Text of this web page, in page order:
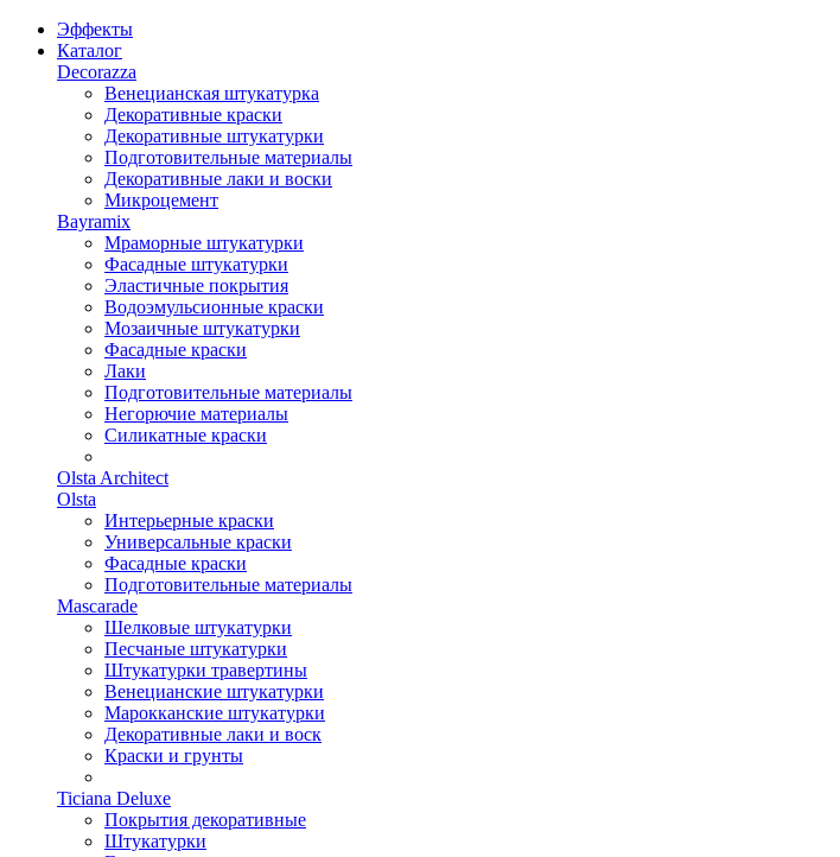
Эффекты
Каталог
Decorazza
Венецианская штукатурка
Декоративные краски
Декоративные штукатурки
Подготовительные материалы
Декоративные лаки и воски
Микроцемент
Bayramix
Мраморные штукатурки
Фасадные штукатурки
Эластичные покрытия
Водоэмульсионные краски
Мозаичные штукатурки
Фасадные краски
Лаки
Подготовительные материалы
Негорючие материалы
Силикатные краски
Olsta Architect
Olsta
Интерьерные краски
Универсальные краски
Фасадные краски
Подготовительные материалы
Mascarade
Шелковые штукатурки
Песчаные штукатурки
Штукатурки травертины
Венецианские штукатурки
Марокканские штукатурки
Декоративные лаки и воск
Краски и грунты
Ticiana Deluxe
Покрытия декоративные
Штукатурки